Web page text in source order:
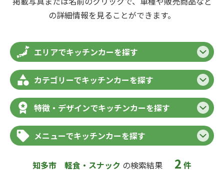
の詳細情報を見ることができます。
エリアでキッチンカーを探す
カテゴリーでキッチンカーを探す
特徴・デザインでキッチンカーを探す
メニューでキッチンカーを探す
知多市 軽食・スナック の検索結果 2 件